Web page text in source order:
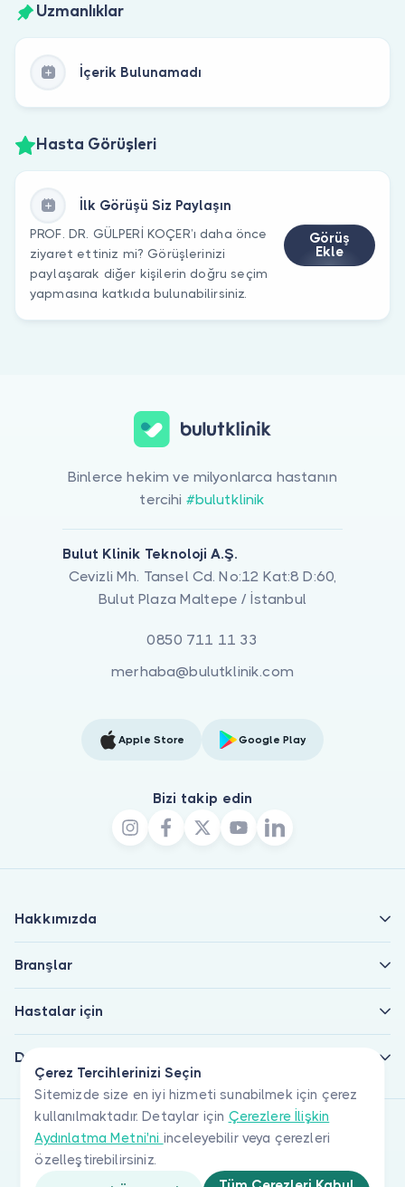
Uzmanlıklar
İçerik Bulunamadı
Hasta Görüşleri
İlk Görüşü Siz Paylaşın
PROF. DR. GÜLPERİ KOÇER’ı daha önce
ziyaret ettiniz mi? Görüşlerinizi
paylaşarak diğer kişilerin doğru seçim
yapmasına katkıda bulunabilirsiniz.
Görüş
Ekle
Çerez Tercihlerinizi Seçin
Sitemizde size en iyi hizmeti sunabilmek için çerez
kullanılmaktadır. Detaylar için Çerezlere İlişkin
Aydınlatma Metni'ni inceleyebilir veya çerezleri
özelleştirebilirsiniz.
Binlerce hekim ve milyonlarca hastanın
tercihi #bulutklinik
Bulut Klinik Teknoloji A.Ş.
Cevizli Mh. Tansel Cd. No:12 Kat:8 D:60,
Bulut Plaza Maltepe / İstanbul
0850 711 11 33
merhaba@bulutklinik.com
Apple Store Google Play
Bizi takip edin
Hakkımızda
Branşlar
Hastalar için
Doktorlar için